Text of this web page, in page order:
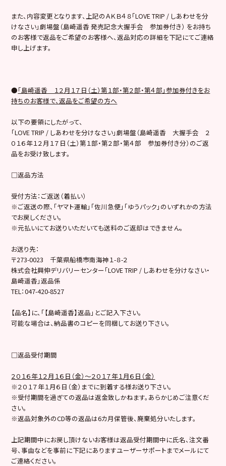
また、内容変更となります、上記のＡＫＢ４８「LOVE TRIP / しあわせを分
けなさい」劇場盤（島崎遥香 発売記念大握手会 参加券付き） をお持ち
のお客様で返品をご希望のお客様へ、返品対応の詳細を下記にてご連絡
申し上げます。
●「島崎遥香 １２月１７日（土）第１部・第２部・第４部」参加券付きをお
持ちのお客様で、返品をご希望の方へ
以下の要領にしたがって、
「LOVE TRIP / しあわせを分けなさい」劇場盤（島崎遥香 大握手会 ２
０１６年１２月１７日（土）第１部・第２部・第４部 参加券付き分）のご返
品をお受け致します。
□返品方法
受付方法：ご返送（着払い）
※ご返送の際、「ヤマト運輸」「佐川急便」「ゆうパック」のいずれかの方法
でお戻しください。
※元払いにてお送りいただいても送料のご返却はできません。
お送り先：
〒273-0023 千葉県船橋市南海神１-８-２
株式会社興伸デリバリーセンター「LOVE TRIP / しあわせを分けなさい・
島崎遥香」返品係
TEL：047-420-8527
【品名】に、「【島崎遥香】返品」とご記入下さい。
可能な場合は、納品書のコピーを同梱してお送り下さい。
□返品受付期間
２０１６年１２月１６日（金）～２０１７年１月６日（金）
※２０１７年１月６日（金）までに到着する様お送り下さい。
※受付期間を過ぎての返品は返金致しかねます。あらかじめご注意くだ
さい。
※返品対象外のCD等の返品は6カ月保管後、廃棄処分いたします。
上記期間中にお戻し頂けないお客様は返品受付期間中に氏名、注文番
号、事由などを事前に下記にありますユーザーサポートまでメールにて
ご連絡ください。